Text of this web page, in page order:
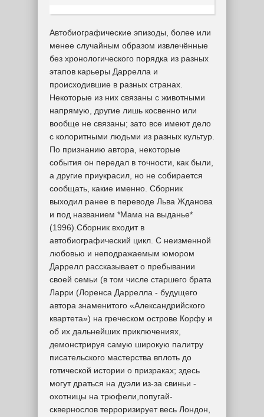
Автобиографические эпизоды, более или
менее случайным образом извлечённые
без хронологического порядка из разных
этапов карьеры Даррелла и
происходившие в разных странах.
Некоторые из них связаны с животными
напрямую, другие лишь косвенно или
вообще не связаны; зато все имеют дело
с колоритными людьми из разных культур.
По признанию автора, некоторые
события он передал в точности, как были,
а другие приукрасил, но не собирается
сообщать, какие именно. Сборник
выходил ранее в переводе Льва Жданова
и под названием *Мама на выданье*
(1996).Сборник входит в
автобиографический цикл. С неизменной
любовью и неподражаемым юмором
Даррелл рассказывает о пребывании
своей семьи (в том числе старшего брата
Ларри (Лоренса Даррелла - будущего
автора знаменитого «Александрийского
квартета») на греческом острове Корфу и
об их дальнейших приключениях,
демонстрируя самую широкую палитру
писательского мастерства вплоть до
готической истории о призраках; здесь
могут драться на дуэли из-за свиньи -
охотницы на трюфели,попугай-
сквернослов терроризирует весь Лондон,